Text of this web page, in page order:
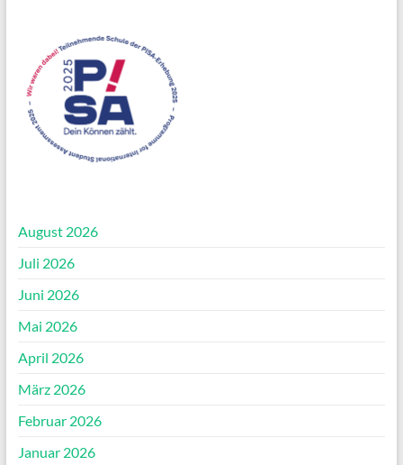
August 2026
Juli 2026
Juni 2026
Mai 2026
April 2026
März 2026
Februar 2026
Januar 2026